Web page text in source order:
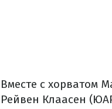
Вместе с хорватом
Рейвен Клаасен